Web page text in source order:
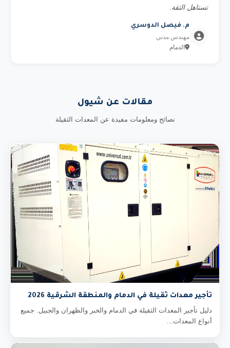
تستاهل الثقة.
م. فيصل الدوسري
مهندس مدني
الدمام
مقالات عن شيول
نصائح ومعلومات مفيدة عن المعدات الثقيلة
تأجير معدات ثقيلة في الدمام والمنطقة الشرقية 2026
دليل تأجير المعدات الثقيلة في الدمام والخبر والظهران والجبيل. جميع
أنواع المعدات...